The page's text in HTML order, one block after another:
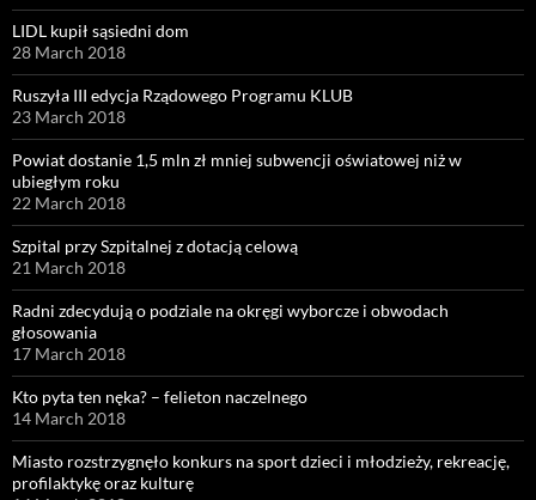
LIDL kupił sąsiedni dom
28 March 2018
Ruszyła III edycja Rządowego Programu KLUB
23 March 2018
Powiat dostanie 1,5 mln zł mniej subwencji oświatowej niż w
ubiegłym roku
22 March 2018
Szpital przy Szpitalnej z dotacją celową
21 March 2018
Radni zdecydują o podziale na okręgi wyborcze i obwodach
głosowania
17 March 2018
Kto pyta ten nęka? – felieton naczelnego
14 March 2018
Miasto rozstrzygnęło konkurs na sport dzieci i młodzieży, rekreację,
profilaktykę oraz kulturę